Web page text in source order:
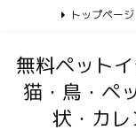
トップページ
無料ペット
猫・鳥・ペ
状・カ